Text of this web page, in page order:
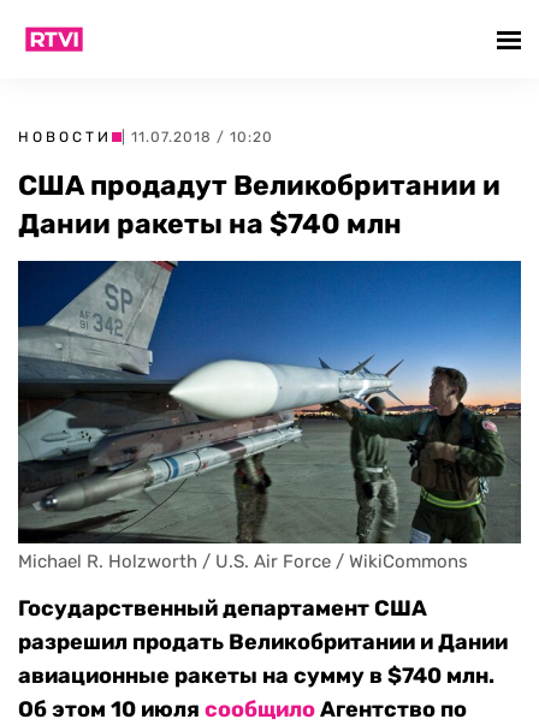
НОВОСТИ | 11.07.2018 / 10:20
США продадут Великобритании и
Дании ракеты на $740 млн
Michael R. Holzworth / U.S. Air Force / WikiCommons
Государственный департамент США
разрешил продать Великобритании и Дании
авиационные ракеты на сумму в $740 млн.
Об этом 10 июля сообщилоАгентство по